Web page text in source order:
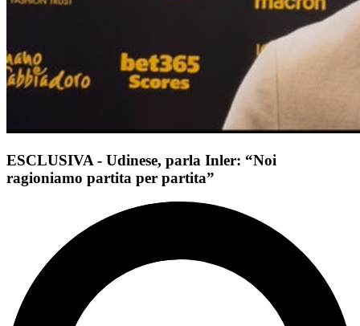
ESCLUSIVA - Udinese, parla Inler: “Noi
ragioniamo partita per partita”